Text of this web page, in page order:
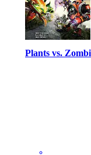
Plants vs.